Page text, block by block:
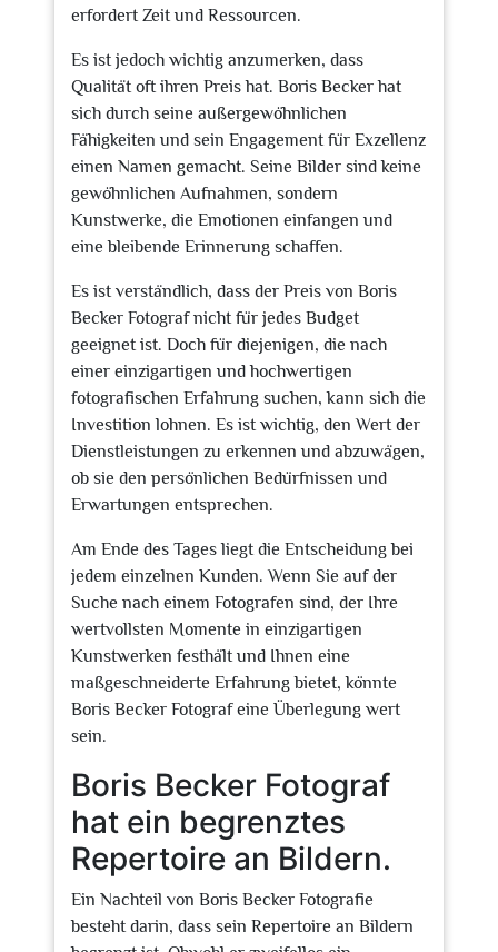
erfordert Zeit und Ressourcen.
Es ist jedoch wichtig anzumerken, dass
Qualität oft ihren Preis hat. Boris Becker hat
sich durch seine außergewöhnlichen
Fähigkeiten und sein Engagement für Exzellenz
einen Namen gemacht. Seine Bilder sind keine
gewöhnlichen Aufnahmen, sondern
Kunstwerke, die Emotionen einfangen und
eine bleibende Erinnerung schaffen.
Es ist verständlich, dass der Preis von Boris
Becker Fotograf nicht für jedes Budget
geeignet ist. Doch für diejenigen, die nach
einer einzigartigen und hochwertigen
fotografischen Erfahrung suchen, kann sich die
Investition lohnen. Es ist wichtig, den Wert der
Dienstleistungen zu erkennen und abzuwägen,
ob sie den persönlichen Bedürfnissen und
Erwartungen entsprechen.
Am Ende des Tages liegt die Entscheidung bei
jedem einzelnen Kunden. Wenn Sie auf der
Suche nach einem Fotografen sind, der Ihre
wertvollsten Momente in einzigartigen
Kunstwerken festhält und Ihnen eine
maßgeschneiderte Erfahrung bietet, könnte
Boris Becker Fotograf eine Überlegung wert
sein.
Boris Becker Fotograf
hat ein begrenztes
Repertoire an Bildern.
Ein Nachteil von Boris Becker Fotografie
besteht darin, dass sein Repertoire an Bildern